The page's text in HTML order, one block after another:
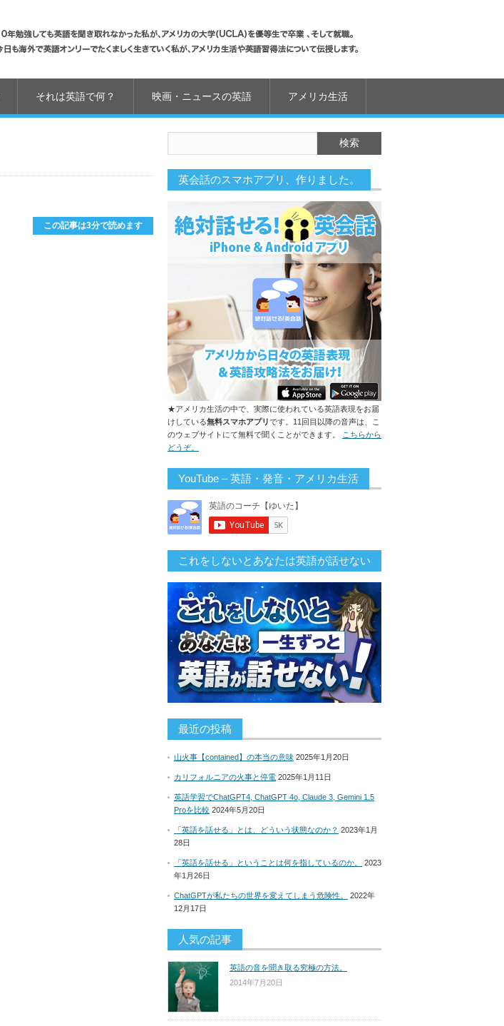
それは英語で何？ 映画・ニュースの英語 アメリカ生活
この記事は3分で読めます
英会話のスマホアプリ、作りました。
★アメリカ生活の中で、実際に使われている英語表現をお届
けしている無料スマホアプリです。11回目以降の音声は、こ
のウェブサイトにて無料で聞くことができます。
こちらから
どうぞ。
YouTube – 英語・発音・アメリカ生活
これをしないとあなたは英語が話せない
最近の投稿
山火事【contained】の本当の意味 2025年1月20日
カリフォルニアの火事と停電 2025年1月11日
英語学習でChatGPT4, ChatGPT 4o, Claude 3, Gemini 1.5
Proを比較 2024年5月20日
「英語を話せる」とは、どういう状態なのか？ 2023年1月
28日
「英語を話せる」ということは何を指しているのか。
2023
年1月26日
ChatGPTが私たちの世界を変えてしまう危険性。
2022年
12月17日
人気の記事
英語の音を聞き取る究極の方法。
2014年7月20日